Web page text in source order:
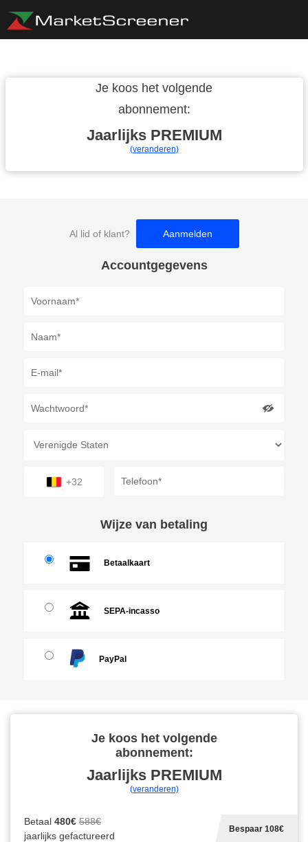
Je koos het volgende
abonnement:
JaarlijksPREMIUM
(veranderen)
Al lid of klant? Aanmelden
Accountgegevens
+32
Wijze van betaling
Betaalkaart
SEPA-incasso
PayPal
Je koos het volgende
abonnement:
JaarlijksPREMIUM
(veranderen)
Betaal 480€ 588€
jaarlijks gefactureerd
Bespaar 108€